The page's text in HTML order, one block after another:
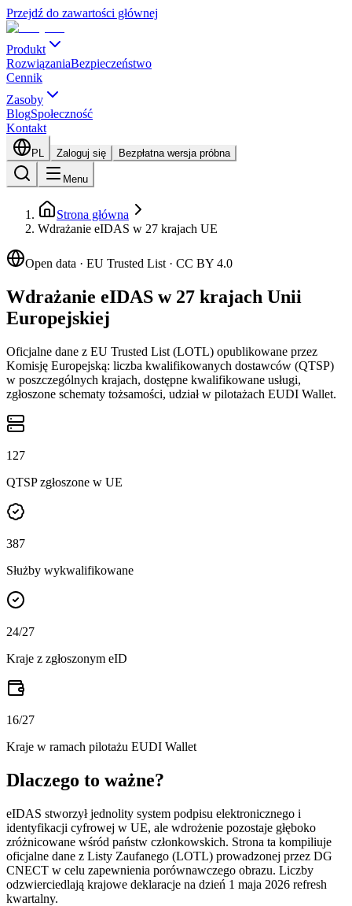
Przejdź do zawartości głównej
Produkt
RozwiązaniaBezpieczeństwo
Cennik
Zasoby
BlogSpołeczność
Kontakt
PL Zaloguj się Bezpłatna wersja próbna
Menu
Strona główna
Wdrażanie eIDAS w 27 krajach UE
Open data · EU Trusted List · CC BY 4.0
Wdrażanie eIDAS w 27 krajach Unii
Europejskiej
Oficjalne dane z EU Trusted List (LOTL) opublikowane przez
Komisję Europejską: liczba kwalifikowanych dostawców (QTSP)
w poszczególnych krajach, dostępne kwalifikowane usługi,
zgłoszone schematy tożsamości, udział w pilotażach EUDI Wallet.
127
QTSP zgłoszone w UE
387
Służby wykwalifikowane
24/27
Kraje z zgłoszonym eID
16/27
Kraje w ramach pilotażu EUDI Wallet
Dlaczego to ważne?
eIDAS stworzył jednolity system podpisu elektronicznego i
identyfikacji cyfrowej w UE, ale wdrożenie pozostaje głęboko
zróżnicowane wśród państw członkowskich. Strona ta kompiliuje
oficjalne dane z Listy Zaufanego (LOTL) prowadzonej przez DG
CNECT w celu zapewnienia porównawczego obrazu. Liczby
odzwierciedlają krajowe deklaracje na dzień 1 maja 2026 refresh
kwartalny.